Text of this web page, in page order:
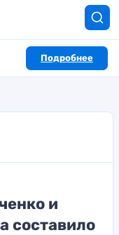
Подробнее
и
составило